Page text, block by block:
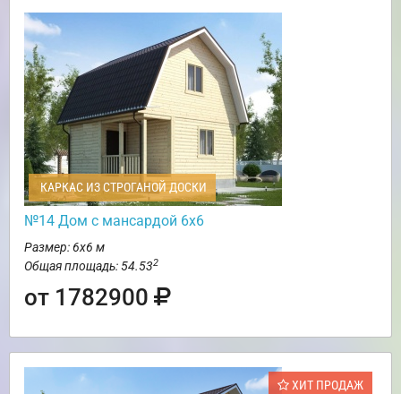
КАРКАС ИЗ СТРОГАНОЙ ДОСКИ
№14 Дом с мансардой 6х6
Размер: 6х6 м
Общая площадь: 54.532
от 1782900
ХИТ ПРОДАЖ